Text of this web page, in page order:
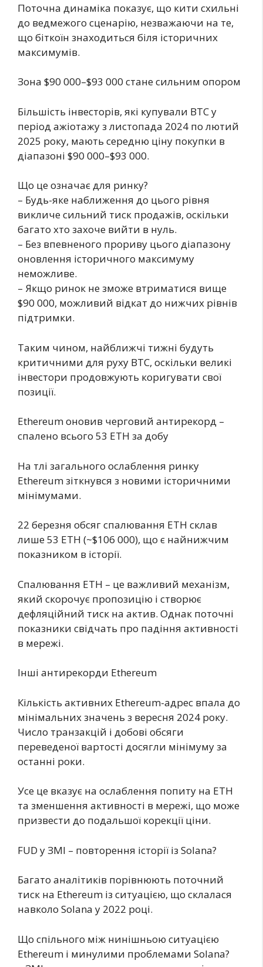
Поточна динаміка показує, що кити схильні
до ведмежого сценарію, незважаючи на те,
що біткоїн знаходиться біля історичних
максимумів.
Зона $90 000–$93 000 стане сильним опором
Більшість інвесторів, які купували BTC у
період ажіотажу з листопада 2024 по лютий
2025 року, мають середню ціну покупки в
діапазоні $90 000–$93 000.
Що це означає для ринку?
– Будь-яке наближення до цього рівня
викличе сильний тиск продажів, оскільки
багато хто захоче вийти в нуль.
– Без впевненого прориву цього діапазону
оновлення історичного максимуму
неможливе.
– Якщо ринок не зможе втриматися вище
$90 000, можливий відкат до нижчих рівнів
підтримки.
Таким чином, найближчі тижні будуть
критичними для руху BTC, оскільки великі
інвестори продовжують коригувати свої
позиції.
Ethereum оновив черговий антирекорд –
спалено всього 53 ETH за добу
На тлі загального ослаблення ринку
Ethereum зіткнувся з новими історичними
мінімумами.
22 березня обсяг спалювання ETH склав
лише 53 ETH (~$106 000), що є найнижчим
показником в історії.
Спалювання ETH – це важливий механізм,
який скорочує пропозицію і створює
дефляційний тиск на актив. Однак поточні
показники свідчать про падіння активності
в мережі.
Інші антирекорди Ethereum
Кількість активних Ethereum-адрес впала до
мінімальних значень з вересня 2024 року.
Число транзакцій і добові обсяги
переведеної вартості досягли мінімуму за
останні роки.
Усе це вказує на ослаблення попиту на ETH
та зменшення активності в мережі, що може
призвести до подальшої корекції ціни.
FUD у ЗМІ – повторення історії із Solana?
Багато аналітиків порівнюють поточний
тиск на Ethereum із ситуацією, що склалася
навколо Solana у 2022 році.
Що спільного між нинішньою ситуацією
Ethereum і минулими проблемами Solana?